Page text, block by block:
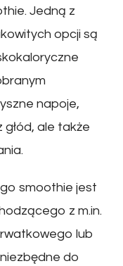
Jedną z
opcji są
napoje,
ale także
smoothie jest
z m.in.
lub
do